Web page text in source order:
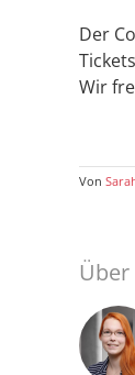
Der
Wir
Von